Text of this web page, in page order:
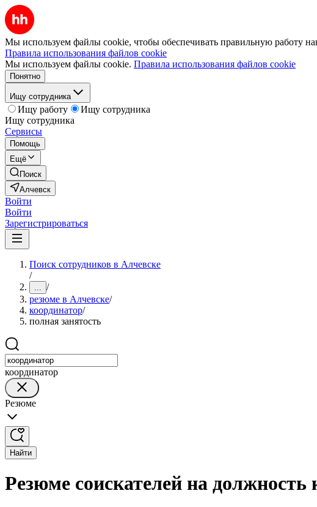
Мы используем файлы cookie, чтобы обеспечивать правильную работу
Правила использования файлов cookie
Мы используем файлы cookie. Правила использования файлов cookie
Понятно
Ищу сотрудника
Ищу работу
Ищу сотрудника
Ищу сотрудника
Сервисы
Помощь
Ещё
Поиск
Алчевск
Войти
Войти
Зарегистрироваться
Поиск сотрудников в Алчевске
/
... /
резюме в Алчевске/
координатор/
полная занятость
координатор
Резюме
Найти
Резюме соискателей на